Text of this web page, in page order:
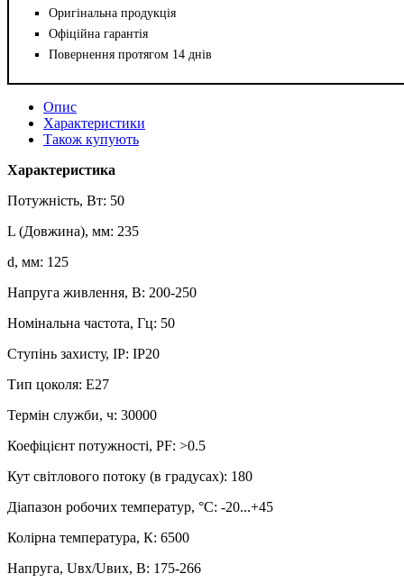
Оригінальна продукція
Офіційна гарантія
Повернення протягом 14 днів
Опис
Характеристики
Також купують
Характеристика
Потужність, Вт: 50
L (Довжина), мм: 235
d, мм: 125
Напруга живлення, В: 200-250
Номінальна частота, Гц: 50
Ступінь захисту, IP: IP20
Тип цоколя: E27
Термін служби, ч: 30000
Коефіцієнт потужності, PF: >0.5
Кут світлового потоку (в градусах): 180
Діапазон робочих температур, °С: -20...+45
Колірна температура, К: 6500
Напруга, Uвх/Uвих, В: 175-266